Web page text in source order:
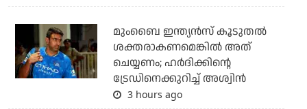
മുംബൈ ഇന്ത്യന്‍സ് കൂടുതല്‍
ശക്തരാകണമെങ്കില്‍ അത്
ചെയ്യണം; ഹര്‍ദിക്കിന്റെ
ട്രേഡിനെക്കുറിച്ച് അശ്വിന്‍
3 hours ago